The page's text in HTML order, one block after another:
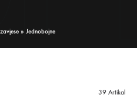
» Jednobojne
39 Artikal